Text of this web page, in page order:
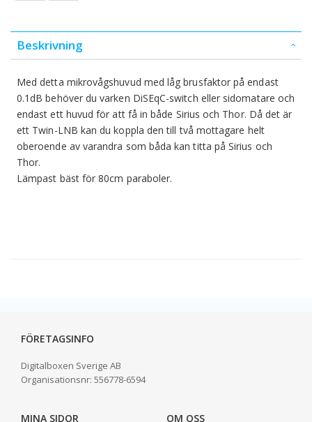
Beskrivning
Med detta mikrovågshuvud med låg brusfaktor på endast
0.1dB behöver du varken DiSEqC-switch eller sidomatare och
endast ett huvud för att få in både Sirius och Thor. Då det är
ett Twin-LNB kan du koppla den till två mottagare helt
oberoende av varandra som båda kan titta på Sirius och
Thor.
Lämpast bäst för 80cm paraboler.
FÖRETAGSINFO
Digitalboxen Sverige AB
Organisationsnr: 556778-6594
MINA SIDOR OM OSS